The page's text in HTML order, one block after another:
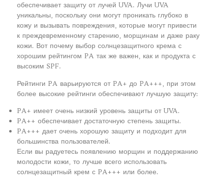
обеспечивает защиту от лучей UVA. Лучи UVA
уникальны, поскольку они могут проникать глубоко в
кожу и вызывать повреждения, которые могут привести
к преждевременному старению, морщинам и даже раку
кожи. Вот почему выбор солнцезащитного крема с
хорошим рейтингом PA так же важен, как и продукта с
высоким SPF.
Рейтинги PA варьируются от PA+ до PA+++, при этом
более высокие рейтинги обеспечивают лучшую защиту:
PA+ имеет очень низкий уровень защиты от UVA.
PA++ обеспечивает достаточную степень защиты.
PA+++ дает очень хорошую защиту и подходит для
большинства пользователей.
Если вы радуетесь появлению морщин и поддержанию
молодости кожи, то лучше всего использовать
солнцезащитный крем с PA+++ или более.